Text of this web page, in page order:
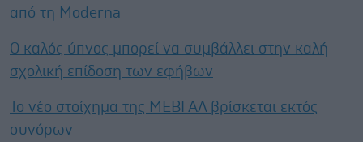
από τη Moderna
Ο καλός ύπνος μπορεί να συμβάλλει στην καλή
σχολική επίδοση των εφήβων
Το νέο στοίχημα της ΜΕΒΓΑΛ βρίσκεται εκτός
συνόρων